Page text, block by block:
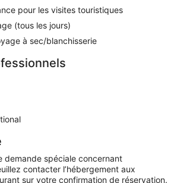
pour les visites touristiques
(tous les jours)
à sec/blanchisserie
demande spéciale concernant
contacter l’hébergement aux
sur votre confirmation de réservation.